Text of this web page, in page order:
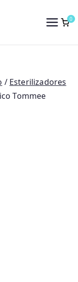
0
/ Esterilizadores
Tommee